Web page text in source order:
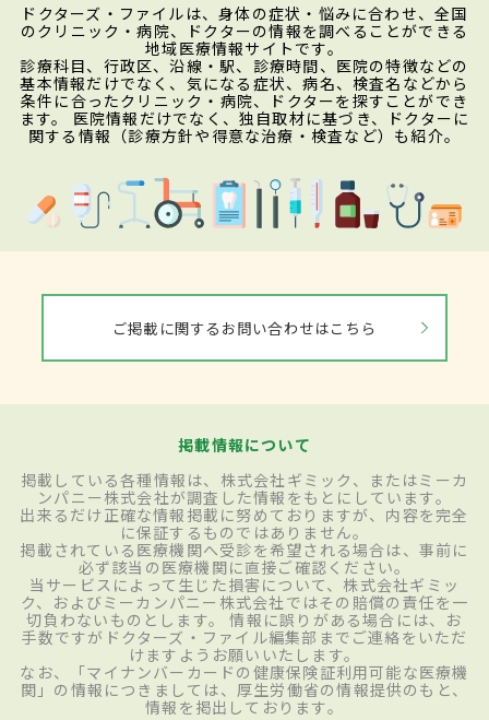
ドクターズ・ファイルは、身体の症状・悩みに合わせ、全国
のクリニック・病院、ドクターの情報を調べることができる
地域医療情報サイトです。
診療科目、行政区、沿線・駅、診療時間、医院の特徴などの
基本情報だけでなく、気になる症状、病名、検査名などから
条件に合ったクリニック・病院、ドクターを探すことができ
ます。 医院情報だけでなく、独自取材に基づき、ドクターに
関する情報（診療方針や得意な治療・検査など）も紹介。
ご掲載に関するお問い合わせはこちら
掲載情報について
掲載している各種情報は、株式会社ギミック、またはミーカ
ンパニー株式会社が調査した情報をもとにしています。
出来るだけ正確な情報掲載に努めておりますが、内容を完全
に保証するものではありません。
掲載されている医療機関へ受診を希望される場合は、事前に
必ず該当の医療機関に直接ご確認ください。
当サービスによって生じた損害について、株式会社ギミッ
ク、およびミーカンパニー株式会社ではその賠償の責任を一
切負わないものとします。 情報に誤りがある場合には、お
手数ですがドクターズ・ファイル編集部までご連絡をいただ
けますようお願いいたします。
なお、「マイナンバーカードの健康保険証利用可能な医療機
関」の情報につきましては、厚生労働省の情報提供のもと、
情報を掲出しております。